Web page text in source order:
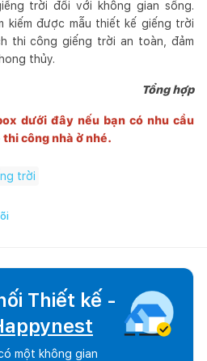
trời đối với không gian sống.
kiếm được mẫu thiết kế giếng trời
thi công giếng trời an toàn, đảm
thủy.
Tổng hợp
dưới đây nếu bạn có nhu cầu
công nhà ở nhé.
trời
Thiết kế -
một không gian